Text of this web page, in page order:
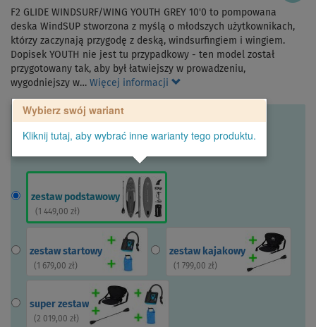
F2 GLIDE WINDSURF/WING YOUTH GREY 10'0 to pompowana
deska WindSUP stworzona z myślą o młodszych użytkownikach,
którzy zaczynają przygodę z deską, windsurfingiem i wingiem.
Dopisek YOUTH nie jest tu przypadkowy - ten model został
przygotowany tak, aby był łatwiejszy w prowadzeniu,
wygodniejszy w… Więcej informacji
Wybierz swój wariant
Kliknij tutaj, aby wybrać inne warianty tego produktu.
zestaw podstawowy
( 1 449,00 zł)
zestaw startowy
( 1 679,00 zł)
zestaw kajakowy
( 1 799,00 zł)
super zestaw
( 2 019,00 zł)